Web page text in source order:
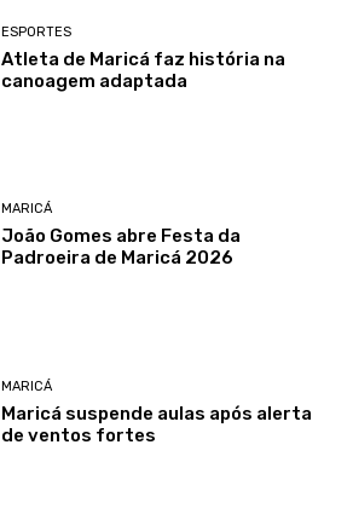
ESPORTES
Atleta de Maricá faz história na
canoagem adaptada
MARICÁ
João Gomes abre Festa da
Padroeira de Maricá 2026
MARICÁ
Maricá suspende aulas após alerta
de ventos fortes